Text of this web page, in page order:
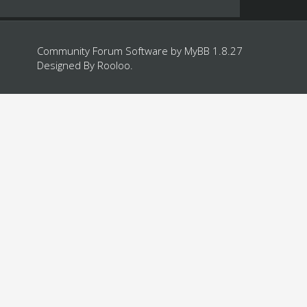
Community Forum Software by MyBB 1.8.27
Designed By Rooloo.